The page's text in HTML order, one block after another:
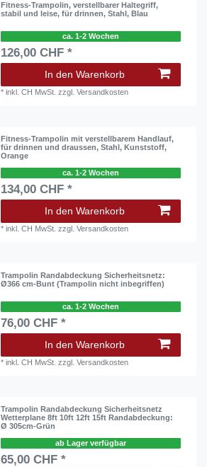
Fitness-Trampolin, verstellbarer Haltegriff,
stabil und leise, für drinnen, Stahl, Blau
ca. 1-2 Wochen
126,00 CHF *
In den Warenkorb
*inkl. CH MwSt. zzgl.Versandkosten
Fitness-Trampolin mit verstellbarem Handlauf,
für drinnen und draussen, Stahl, Kunststoff,
Orange
ca. 1-2 Wochen
134,00 CHF *
In den Warenkorb
*inkl. CH MwSt. zzgl.Versandkosten
Trampolin Randabdeckung Sicherheitsnetz:
Ø366 cm-Bunt (Trampolin nicht inbegriffen)
ca. 1-2 Wochen
76,00 CHF *
In den Warenkorb
*inkl. CH MwSt. zzgl.Versandkosten
Trampolin Randabdeckung Sicherheitsnetz
Wetterplane 8ft 10ft 12ft 15ft Randabdeckung:
Ø 305cm-Grün
ab Lager verfügbar
65,00 CHF *